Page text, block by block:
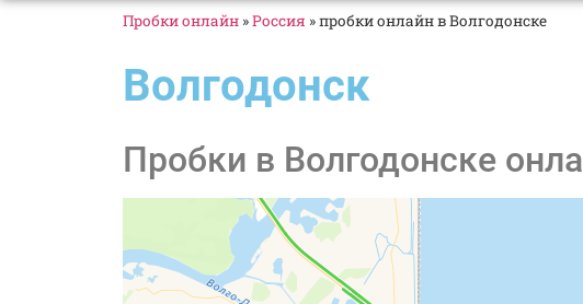
Пробки онлайн »Россия »пробки онлайн в Волгодонске
Волгодонск
Пробки в Волгодонске